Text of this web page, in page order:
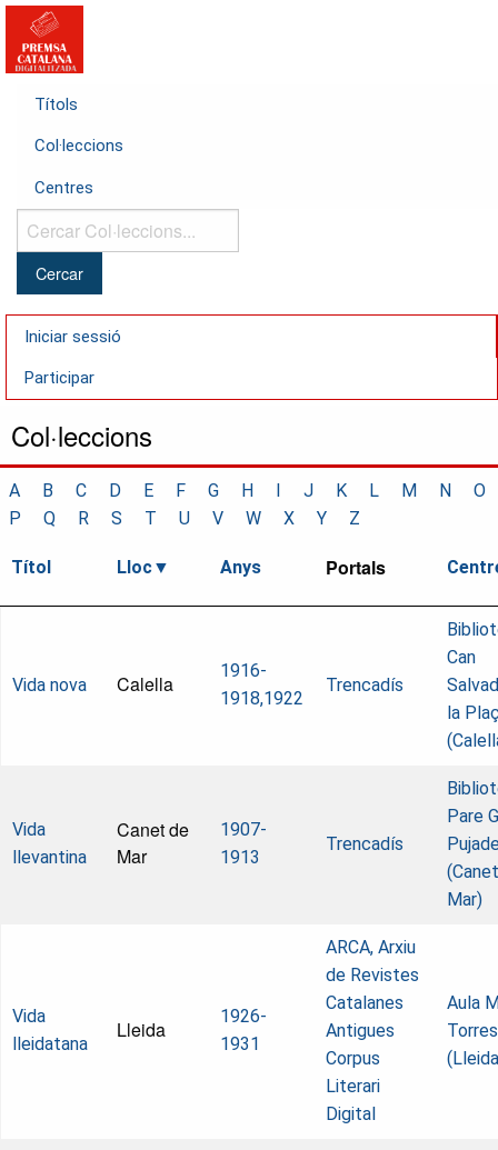
Títols
Col·leccions
Centres
Cercar
Col·leccions...
Iniciar sessió
Participar
Col·leccions
A B C D E F G H I J K L M N
O
P
Q R S T U V W X Y Z
Títol Lloc Anys Portals
Vida nova Calella
1916-
1918,1922
Trencadís
Can
la
Vida
llevantina
Canet de
Mar
1907-
1913
Trencadís
Pare
Mar)
Vida
lleidatana
Lleida
1926-
1931
ARCA, Arxiu
de Revistes
Catalanes
Antigues
Corpus
Literari
Digital
Aula
Torres